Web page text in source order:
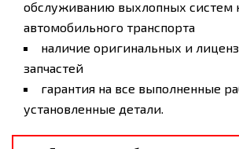
обслуживанию выхлопных систем
автомобильного транспорта
наличие оригинальных и
запчастей
гарантия на все выполненные
установленные детали.